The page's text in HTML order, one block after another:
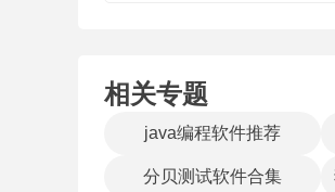
知识点单元，并提供讲解视频
文解析或动画演示以辅助理解
个单元后跟随配套练习，题
选择题、填空题与拖拽匹配等
形式，练习完成后系统即时
显示错题解析，错题自动归
相关专题
java编程软件推荐
分贝测试软件合集